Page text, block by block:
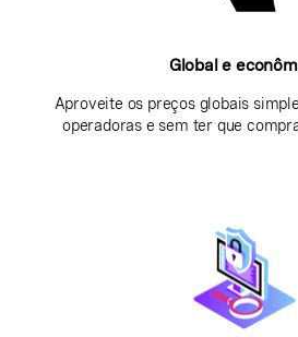
Global e
Aproveite os preços globais
operadoras e sem ter que